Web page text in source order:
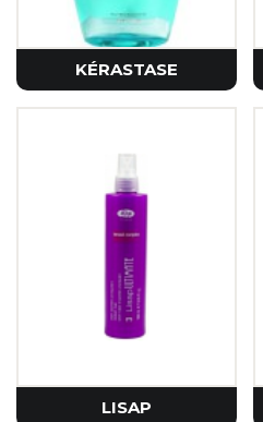
KÉRASTASE
LISAP